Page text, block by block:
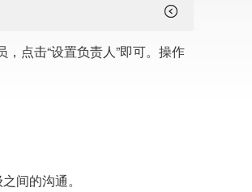
，点击“设置负责人”即可。操作
间的沟通。